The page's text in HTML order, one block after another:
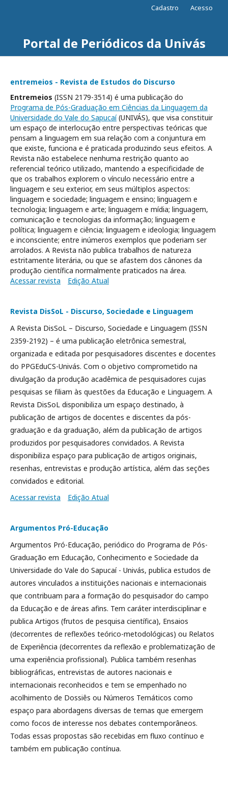
Portal de Periódicos da Univás
Cadastro Acesso
entremeios - Revista de Estudos do Discurso
Entremeios (ISSN 2179-3514) é uma publicação do
Programa de Pós-Graduação em Ciências da Linguagem da
Universidade do Vale do Sapucaí(UNIVÁS), que visa constituir
um espaço de interlocução entre perspectivas teóricas que
pensam a linguagem em sua relação com a conjuntura em
que existe, funciona e é praticada produzindo seus efeitos. A
Revista não estabelece nenhuma restrição quanto ao
referencial teórico utilizado, mantendo a especificidade de
que os trabalhos explorem o vínculo necessário entre a
linguagem e seu exterior, em seus múltiplos aspectos:
linguagem e sociedade; linguagem e ensino; linguagem e
tecnologia; linguagem e arte; linguagem e mídia; linguagem,
comunicação e tecnologias da informação; linguagem e
política; linguagem e ciência; linguagem e ideologia; linguagem
e inconsciente; entre inúmeros exemplos que poderiam ser
arrolados. A Revista não publica trabalhos de natureza
estritamente literária, ou que se afastem dos cânones da
produção científica normalmente praticados na área.
Acessar revista
Edição Atual
Revista DisSoL - Discurso, Sociedade e Linguagem
A Revista DisSoL – Discurso, Sociedade e Linguagem (ISSN
2359-2192) – é uma publicação eletrônica semestral,
organizada e editada por pesquisadores discentes e docentes
do PPGEduCS-Univás. Com o objetivo comprometido na
divulgação da produção acadêmica de pesquisadores cujas
pesquisas se filiam às questões da Educação e Linguagem. A
Revista DisSoL disponibiliza um espaço destinado, à
publicação de artigos de docentes e discentes da pós-
graduação e da graduação, além da publicação de artigos
produzidos por pesquisadores convidados. A Revista
disponibiliza espaço para publicação de artigos originais,
resenhas, entrevistas e produção artística, além das seções
convidados e editorial.
Acessar revista
Edição Atual
Argumentos Pró-Educação
Argumentos Pró-Educação, periódico do Programa de Pós-
Graduação em Educação, Conhecimento e Sociedade da
Universidade do Vale do Sapucaí - Univás, publica estudos de
autores vinculados a instituições nacionais e internacionais
que contribuam para a formação do pesquisador do campo
da Educação e de áreas afins. Tem caráter interdisciplinar e
publica Artigos (frutos de pesquisa científica), Ensaios
(decorrentes de reflexões teórico-metodológicas) ou Relatos
de Experiência (decorrentes da reflexão e problematização de
uma experiência profissional). Publica também resenhas
bibliográficas, entrevistas de autores nacionais e
internacionais reconhecidos e tem se empenhado no
acolhimento de Dossiês ou Números Temáticos como
espaço para abordagens diversas de temas que emergem
como focos de interesse nos debates contemporâneos.
Todas essas propostas são recebidas em fluxo contínuo e
também em publicação contínua.